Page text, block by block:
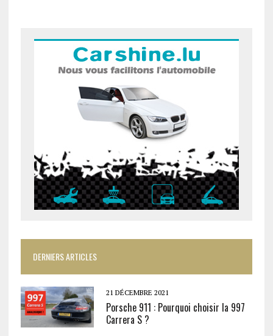
DERNIERS ARTICLES
21 DÉCEMBRE 2021
Porsche 911 : Pourquoi choisir la 997
Carrera S ?